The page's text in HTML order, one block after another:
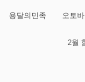
용달의민족 오토
2월